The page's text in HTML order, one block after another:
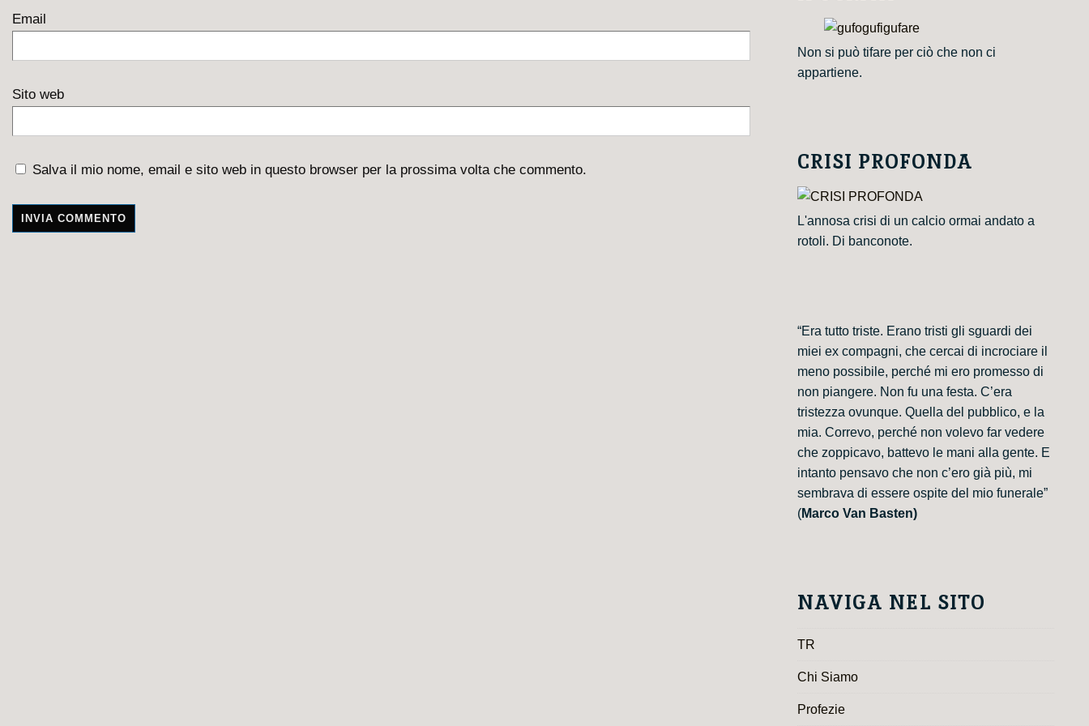
Email
Sito web
Salva il mio nome, email e sito web in questo browser per la prossima volta che commento.
Non si può tifare per ciò che non ci
appartiene.
CRISI PROFONDA
L'annosa crisi di un calcio ormai andato a
rotoli. Di banconote.
“Era tutto triste. Erano tristi gli sguardi dei
miei ex compagni, che cercai di incrociare il
meno possibile, perché mi ero promesso di
non piangere. Non fu una festa. C’era
tristezza ovunque. Quella del pubblico, e la
mia. Correvo, perché non volevo far vedere
che zoppicavo, battevo le mani alla gente. E
intanto pensavo che non c’ero già più, mi
sembrava di essere ospite del mio funerale”
(Marco Van Basten)
NAVIGA NEL SITO
TR
Chi Siamo
Profezie